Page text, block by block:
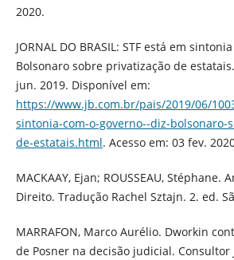
2020.
JORNAL DO BRASIL: STF está em
Bolsonaro sobre privatização de
jun. 2019. Disponível em:
https://www.jb.com.br/pais/2019/06/
sintonia-com-o-governo--diz-bolsonaro-
de-estatais.html. Acesso em: 03 fev.
MACKAAY, Ejan; ROUSSEAU, Stéphane.
Direito. Tradução Rachel Sztajn. 2. ed.
MARRAFON, Marco Aurélio. Dworkin
de Posner na decisão judicial. Consultor